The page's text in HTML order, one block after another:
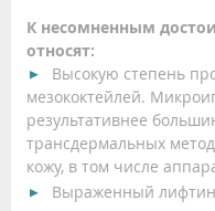
К несомненным
относят:
Высокую степень
мезококтейлей.
результативнее
трансдермальных
кожу, в том числе
Выраженный